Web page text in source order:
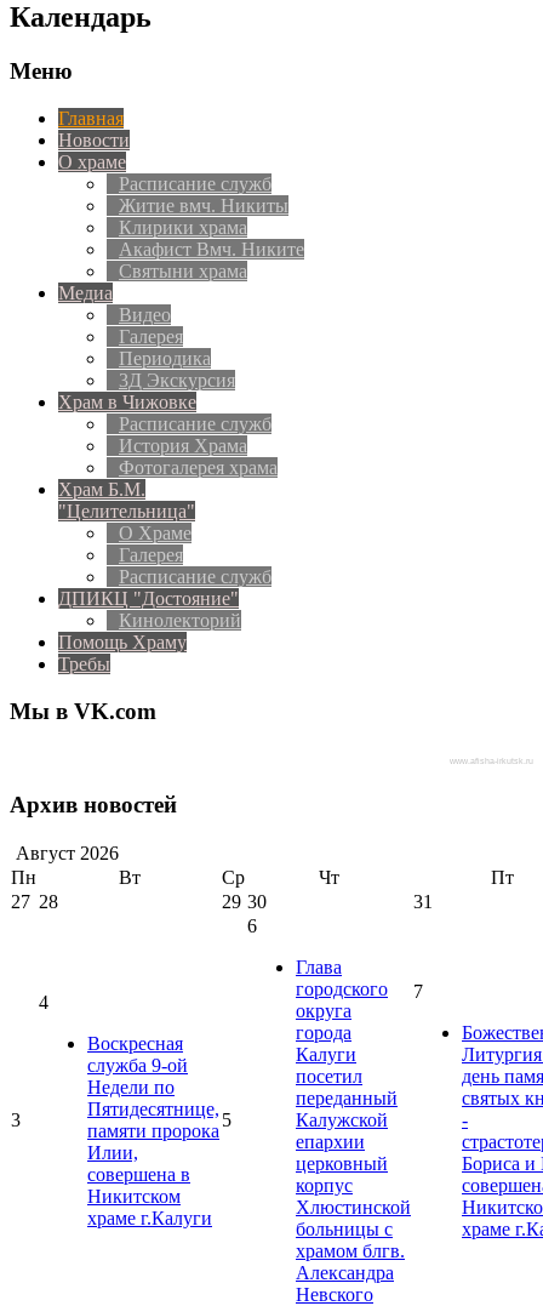
Календарь
Меню
Главная
Новости
О храме
Расписание служб
Житие вмч. Никиты
Клирики храма
Акафист Вмч. Никите
Святыни храма
Медиа
Видео
Галерея
Периодика
3Д Экскурсия
Храм в Чижовке
Расписание служб
История Храма
Фотогалерея храма
Храм Б.М.
"Целительница"
О Храме
Галерея
Расписание служб
ДПИКЦ "Достояние"
Кинолекторий
Помощь Храму
Требы
Мы в VK.com
www.afisha-irkutsk.ru
Архив новостей
Август 2026
Пн
Вт Ср Чт
Пт
27 28 29 30 31
3
4
Воскресная
служба 9-ой
Недели по
Пятидесятнице,
памяти пророка
Илии,
совершена в
Никитском
храме г.Калуги
5
6
Глава
городского
округа
города
Калуги
посетил
переданный
Калужской
епархии
церковный
корпус
Хлюстинской
больницы с
храмом блгв.
Александра
Невского
7
день
святых
-
Бориса и
храме